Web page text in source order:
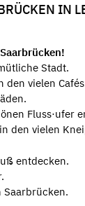
IN
Stadt.
den vielen
Fluss·ufer
den vielen
entdecken.
Saarbrücken.